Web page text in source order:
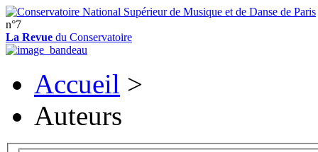
n°7
La Revue du Conservatoire
Accueil >
Auteurs